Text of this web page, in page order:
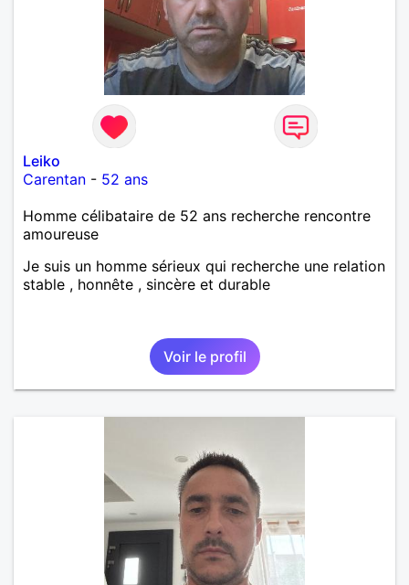
Leiko
Carentan - 52 ans
Homme célibataire de 52 ans recherche rencontre
amoureuse
Je suis un homme sérieux qui recherche une relation
stable , honnête , sincère et durable
Voir le profil